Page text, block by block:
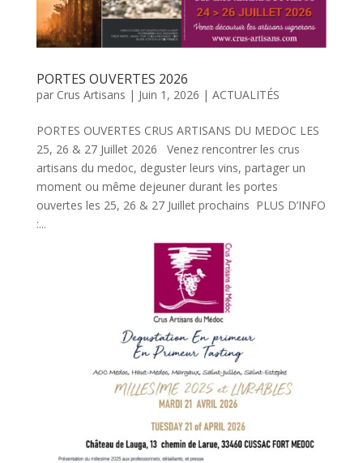
PORTES OUVERTES 2026
par Crus Artisans | Juin 1, 2026 | ACTUALITÉS
PORTES OUVERTES CRUS ARTISANS DU MEDOC LES
25, 26 & 27 Juillet 2026 Venez rencontrer les crus
artisans du medoc, deguster leurs vins, partager un
moment ou même dejeuner durant les portes
ouvertes les 25, 26 & 27 Juillet prochains PLUS D’INFO
:...